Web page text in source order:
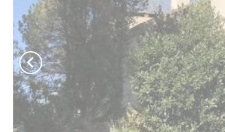
Activités : que faire en Périgord Limousin ?
Pour randonner
Pour jouer
Pour se baigner
tout voir